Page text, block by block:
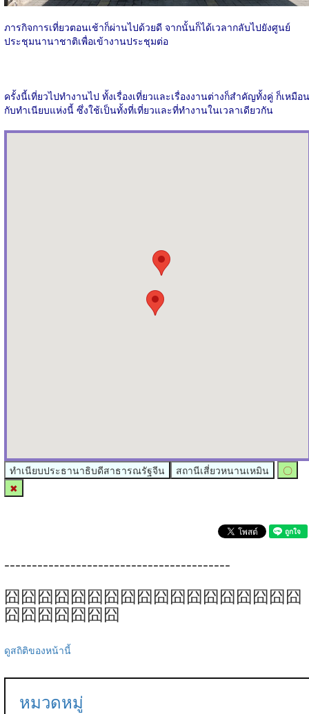
ภารกิจการเที่ยวตอนเช้าก็ผ่านไปด้วยดี จากนั้นก็ได้เวลากลับไปยังศูนย์
ประชุมนานาชาติเพื่อเข้างานประชุมต่อ
ครั้งนี้เที่ยวไปทำงานไป ทั้งเรื่องเที่ยวและเรื่องงานต่างก็สำคัญทั้งคู่ ก็เหมือน
กับทำเนียบแห่งนี้ ซึ่งใช้เป็นทั้งที่เที่ยวและที่ทำงานในเวลาเดียวกัน
ทำเนียบประธานาธิบดีสาธารณรัฐจีน สถานีเสี่ยวหนานเหมิน
〇
✖
-----------------------------------------
囧囧囧囧囧囧囧囧囧囧囧囧囧囧囧囧囧囧
囧囧囧囧囧囧囧
ดูสถิติของหน้านี้
หมวดหมู่